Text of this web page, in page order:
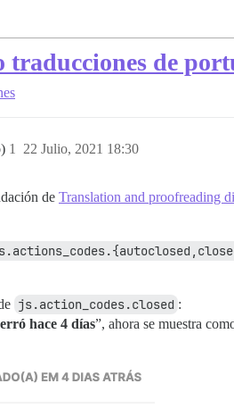
traducciones de
22 Julio, 2021 18:30
1
de Translation and proofreading
js.action_codes.closed :
hace 4 días”, ahora se muestra